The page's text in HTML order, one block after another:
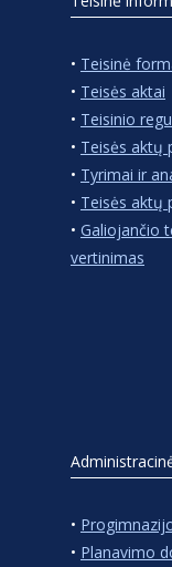
• Teisinė
• Teisės aktai
• Teisinio
• Teisės aktų
• Tyrimai ir
• Teisės aktų
• Galiojančio
vertinimas
•
• Planavimo